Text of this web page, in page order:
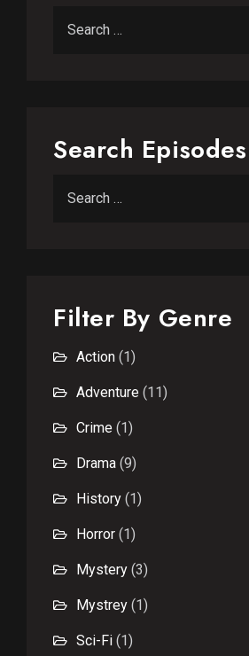
Search Episodes
Filter By Genre
Action (1)
Adventure (11)
Crime (1)
Drama (9)
History (1)
Horror (1)
Mystery (3)
Mystrey (1)
Sci-Fi (1)